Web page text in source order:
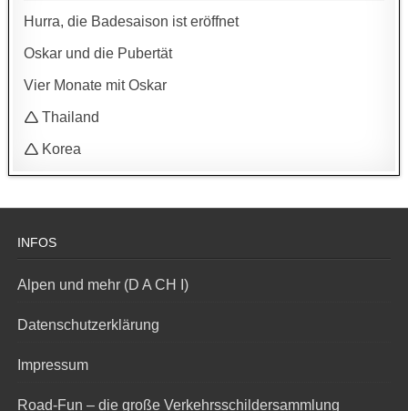
Hurra, die Badesaison ist eröffnet
Oskar und die Pubertät
Vier Monate mit Oskar
🛆 Thailand
🛆 Korea
INFOS
Alpen und mehr (D A CH I)
Datenschutzerklärung
Impressum
Road-Fun – die große Verkehrsschildersammlung